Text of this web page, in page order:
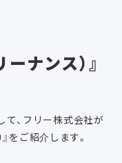
ナンス）』
、フリー株式会社が
をご紹介します。